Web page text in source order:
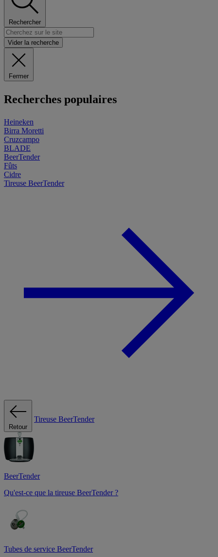
Rechercher
Vider la recherche
Fermer
Recherches populaires
Heineken
Birra Moretti
Cruzcampo
BLADE
BeerTender
Fûts
Cidre
Tireuse BeerTender
Retour
Tireuse BeerTender
BeerTender
Qu'est-ce que la tireuse BeerTender ?
Tubes de service BeerTender